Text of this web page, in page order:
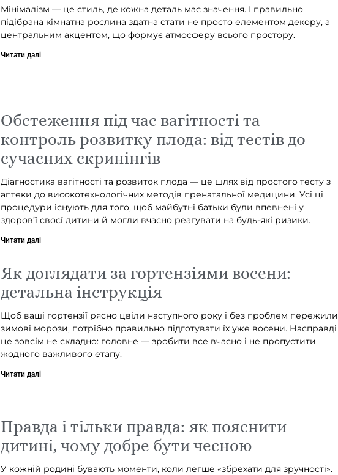
Мінімалізм — це стиль, де кожна деталь має значення. І правильно
підібрана кімнатна рослина здатна стати не просто елементом декору, а
центральним акцентом, що формує атмосферу всього простору.
Читати далі
Обстеження під час вагітності та
контроль розвитку плода: від тестів до
сучасних скринінгів
Діагностика вагітності та розвиток плода — це шлях від простого тесту з
аптеки до високотехнологічних методів пренатальної медицини. Усі ці
процедури існують для того, щоб майбутні батьки були впевнені у
здоров’ї своєї дитини й могли вчасно реагувати на будь-які ризики.
Читати далі
Як доглядати за гортензіями восени:
детальна інструкція
Щоб ваші гортензії рясно цвіли наступного року і без проблем пережили
зимові морози, потрібно правильно підготувати їх уже восени. Насправді
це зовсім не складно: головне — зробити все вчасно і не пропустити
жодного важливого етапу.
Читати далі
Правда і тільки правда: як пояснити
дитині, чому добре бути чесною
У кожній родині бувають моменти, коли легше «збрехати для зручності».